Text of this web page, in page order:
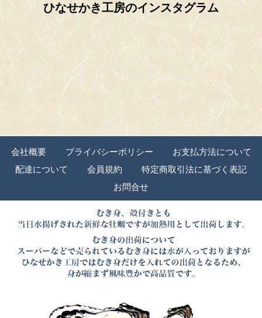
ひなせかき工房のインスタグラム
会社概要 プライバシーポリシー
お支払方法について
配達について
会員規約
特定商取引法に基づく表記
お問合せ